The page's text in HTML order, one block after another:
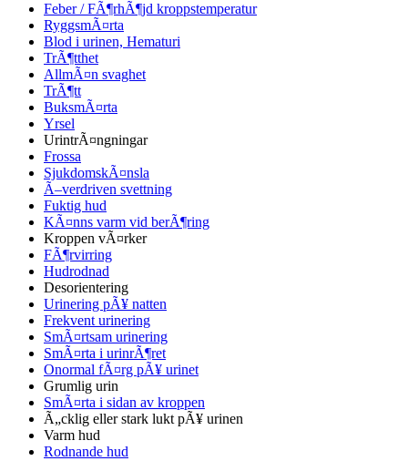
Feber / FÃ¶rhÃ¶jd kroppstemperatur
RyggsmÃ¤rta
Blod i urinen, Hematuri
TrÃ¶tthet
AllmÃ¤n svaghet
TrÃ¶tt
BuksmÃ¤rta
Yrsel
UrintrÃ¤ngningar
Frossa
SjukdomskÃ¤nsla
Ã–verdriven svettning
Fuktig hud
KÃ¤nns varm vid berÃ¶ring
Kroppen vÃ¤rker
FÃ¶rvirring
Hudrodnad
Desorientering
Urinering pÃ¥ natten
Frekvent urinering
SmÃ¤rtsam urinering
SmÃ¤rta i urinrÃ¶ret
Onormal fÃ¤rg pÃ¥ urinet
Grumlig urin
SmÃ¤rta i sidan av kroppen
Ã„cklig eller stark lukt pÃ¥ urinen
Varm hud
Rodnande hud